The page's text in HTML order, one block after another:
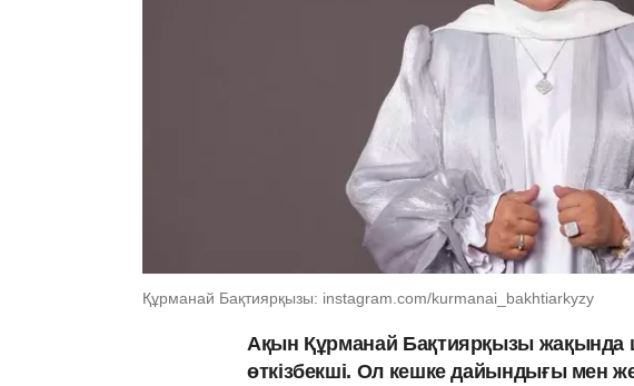
Құрманай Бақтиярқызы: instagram.com/kurmanai_bakhtiarkyzy
Ақын Құрманай Бақтиярқызы
өткізбекші. Ол кешке дайындығы мен